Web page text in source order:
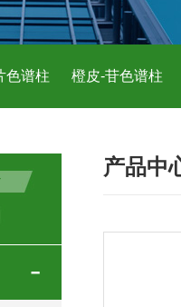
色谱柱 橙皮-苷色谱柱
1.8PBr五溴苯基色谱柱
色谱柱
Rubitas色谱柱
产品中